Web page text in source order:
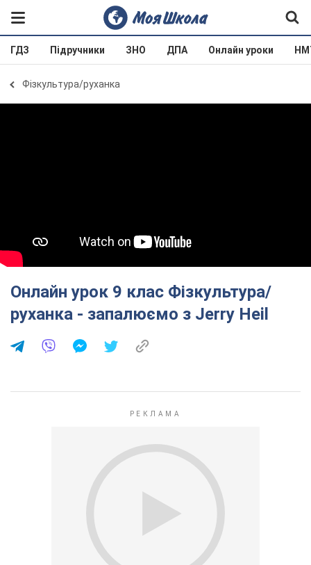
ГДЗ Підручники ЗНО ДПА Онлайн уроки
Фізкультура/руханка
Онлайн урок 9 клас Фізкультура/
руханка - запалюємо з Jerry Heil